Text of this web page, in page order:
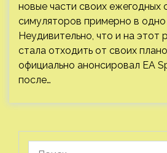
новые части своих ежегодных
симуляторов примерно в
Неудивительно, что и на этот
стала отходить от своих
официально анонсировал EA
после…